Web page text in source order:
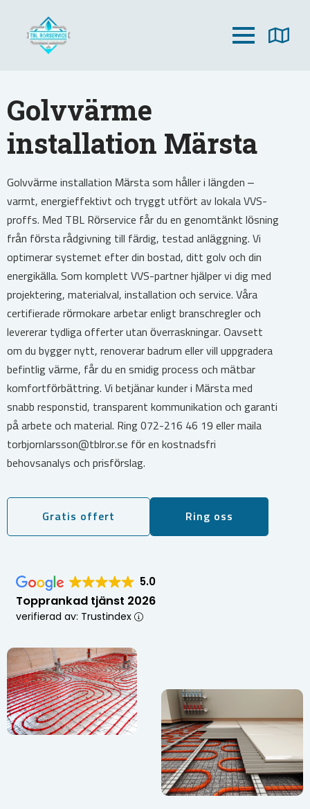
Golvvärme
installation Märsta
Golvvärme installation Märsta som håller i längden –
varmt, energieffektivt och tryggt utfört av lokala VVS-
proffs. Med TBL Rörservice får du en genomtänkt lösning
från första rådgivning till färdig, testad anläggning. Vi
optimerar systemet efter din bostad, ditt golv och din
energikälla. Som komplett VVS-partner hjälper vi dig med
projektering, materialval, installation och service. Våra
certifierade rörmokare arbetar enligt branschregler och
levererar tydliga offerter utan överraskningar. Oavsett
om du bygger nytt, renoverar badrum eller vill uppgradera
befintlig värme, får du en smidig process och mätbar
komfortförbättring. Vi betjänar kunder i Märsta med
snabb responstid, transparent kommunikation och garanti
på arbete och material. Ring 072-216 46 19 eller maila
torbjornlarsson@tblror.se för en kostnadsfri
behovsanalys och prisförslag.
Gratis offert Ring oss
5.0
Topprankad tjänst 2026
verifierad av: Trustindex